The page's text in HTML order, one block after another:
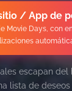
/ App de
Movie Days, con
escapan del
lista de